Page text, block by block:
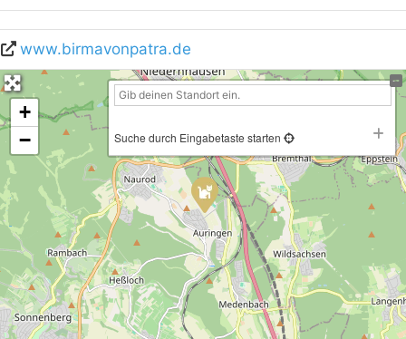
www.birmavonpatra.de
+
−
Suche durch Eingabetaste starten